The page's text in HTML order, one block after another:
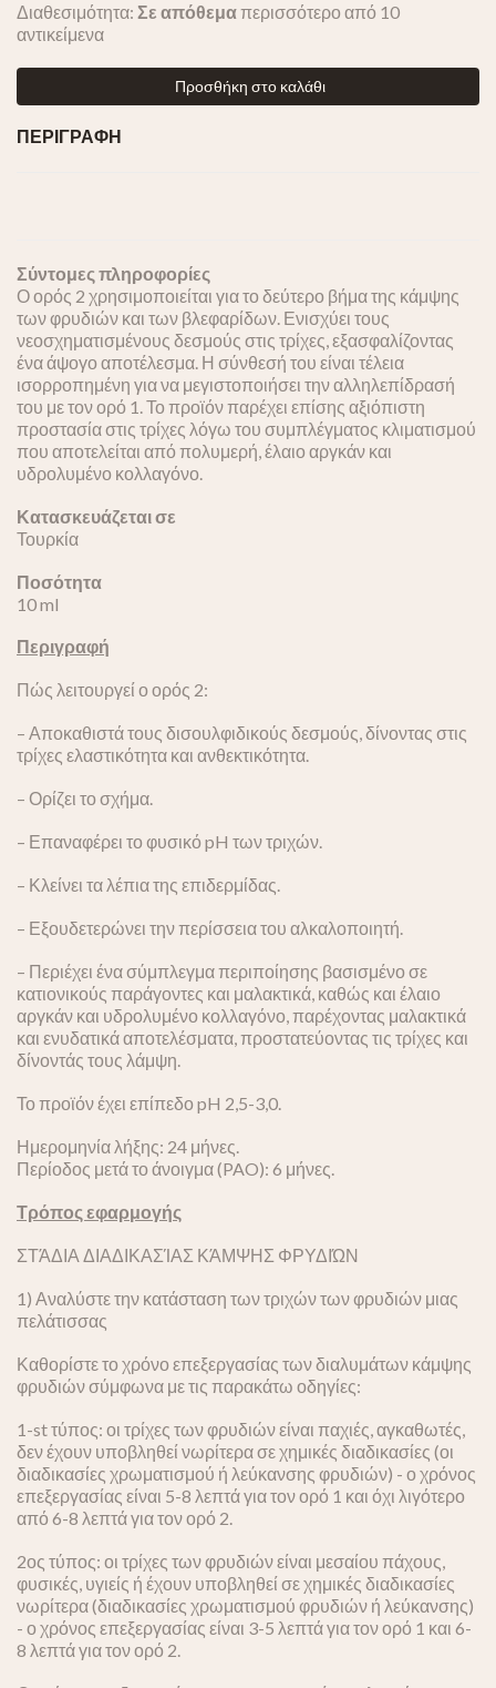
Διαθεσιμότητα: Σε απόθεμαπερισσότερο από 10
αντικείμενα
Προσθήκη στο καλάθι
ΠΕΡΙΓΡΑΦΗ
Σύντομες πληροφορίες
Ο ορός 2 χρησιμοποιείται για το δεύτερο βήμα της κάμψης
των φρυδιών και των βλεφαρίδων. Ενισχύει τους
νεοσχηματισμένους δεσμούς στις τρίχες, εξασφαλίζοντας
ένα άψογο αποτέλεσμα. Η σύνθεσή του είναι τέλεια
ισορροπημένη για να μεγιστοποιήσει την αλληλεπίδρασή
του με τον ορό 1. Το προϊόν παρέχει επίσης αξιόπιστη
προστασία στις τρίχες λόγω του συμπλέγματος κλιματισμού
που αποτελείται από πολυμερή, έλαιο αργκάν και
υδρολυμένο κολλαγόνο.
Κατασκευάζεται σε
Τουρκία
Ποσότητα
10 ml
Περιγραφή
Πώς λειτουργεί ο ορός 2:
– Αποκαθιστά τους δισουλφιδικούς δεσμούς, δίνοντας στις
τρίχες ελαστικότητα και ανθεκτικότητα.
– Ορίζει το σχήμα.
– Επαναφέρει το φυσικό pH των τριχών.
– Κλείνει τα λέπια της επιδερμίδας.
– Εξουδετερώνει την περίσσεια του αλκαλοποιητή.
– Περιέχει ένα σύμπλεγμα περιποίησης βασισμένο σε
κατιονικούς παράγοντες και μαλακτικά, καθώς και έλαιο
αργκάν και υδρολυμένο κολλαγόνο, παρέχοντας μαλακτικά
και ενυδατικά αποτελέσματα, προστατεύοντας τις τρίχες και
δίνοντάς τους λάμψη.
Το προϊόν έχει επίπεδο pH 2,5-3,0.
Ημερομηνία λήξης: 24 μήνες.
Περίοδος μετά το άνοιγμα (PAO): 6 μήνες.
Τρόπος εφαρμογής
ΣΤΆΔΙΑ ΔΙΑΔΙΚΑΣΊΑΣ ΚΆΜΨΗΣ ΦΡΥΔΙΏΝ
1) Αναλύστε την κατάσταση των τριχών των φρυδιών μιας
πελάτισσας
Καθορίστε το χρόνο επεξεργασίας των διαλυμάτων κάμψης
φρυδιών σύμφωνα με τις παρακάτω οδηγίες:
1-st τύπος: οι τρίχες των φρυδιών είναι παχιές, αγκαθωτές,
δεν έχουν υποβληθεί νωρίτερα σε χημικές διαδικασίες (οι
διαδικασίες χρωματισμού ή λεύκανσης φρυδιών) - ο χρόνος
επεξεργασίας είναι 5-8 λεπτά για τον ορό 1 και όχι λιγότερο
από 6-8 λεπτά για τον ορό 2.
2ος τύπος: οι τρίχες των φρυδιών είναι μεσαίου πάχους,
φυσικές, υγιείς ή έχουν υποβληθεί σε χημικές διαδικασίες
νωρίτερα (διαδικασίες χρωματισμού φρυδιών ή λεύκανσης)
- ο χρόνος επεξεργασίας είναι 3-5 λεπτά για τον ορό 1 και 6-
8 λεπτά για τον ορό 2.